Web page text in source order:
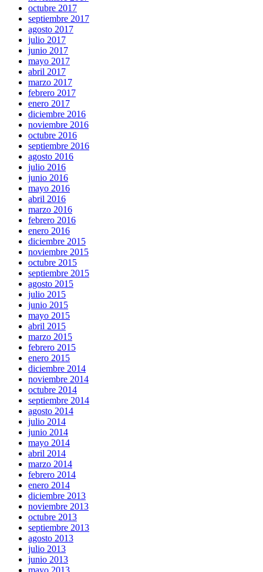
octubre 2017
septiembre 2017
agosto 2017
julio 2017
junio 2017
mayo 2017
abril 2017
marzo 2017
febrero 2017
enero 2017
diciembre 2016
noviembre 2016
octubre 2016
septiembre 2016
agosto 2016
julio 2016
junio 2016
mayo 2016
abril 2016
marzo 2016
febrero 2016
enero 2016
diciembre 2015
noviembre 2015
octubre 2015
septiembre 2015
agosto 2015
julio 2015
junio 2015
mayo 2015
abril 2015
marzo 2015
febrero 2015
enero 2015
diciembre 2014
noviembre 2014
octubre 2014
septiembre 2014
agosto 2014
julio 2014
junio 2014
mayo 2014
abril 2014
marzo 2014
febrero 2014
enero 2014
diciembre 2013
noviembre 2013
octubre 2013
septiembre 2013
agosto 2013
julio 2013
junio 2013
mayo 2013